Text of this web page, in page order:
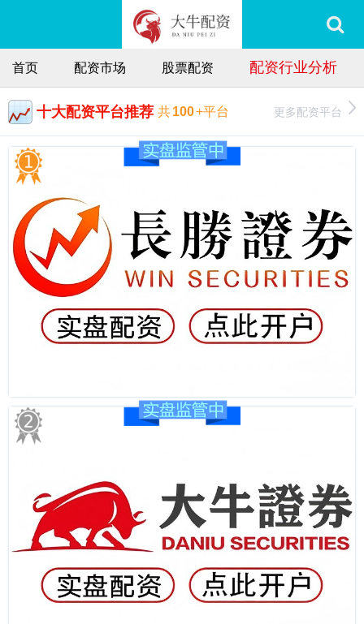
首页 配资市场 股票配资 配资行业分析
十大配资平台推荐 共100+平台 更多配资平台